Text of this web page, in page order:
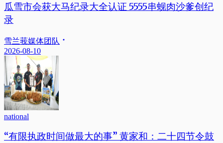
瓜雪市会获大马纪录大全认证 5555串蚬肉沙爹创纪
录
雪兰莪媒体团队
2026-08-10
national
“有限执政时间做最大的事” 黄家和：二十四节令鼓